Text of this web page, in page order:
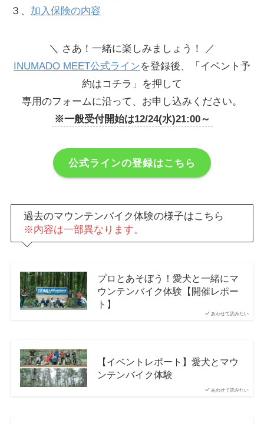
３、 加入保険の内容
＼ さあ！一緒に楽しみましょう！ ／
INUMADO MEET公式ラインを登録後、「イベント予
約はコチラ」を押して
専用のフォームに沿って、お申し込みください。
※一般受付開始は12/24(水)21:00～
公式ラインの登録はこちら
過去のマウンテンバイク体験の様子はこちら
※内容は一部異なります。
あわせて読みたい
プロとあそぼう！愛犬と一緒にマ
ウンテンバイク体験【開催レポー
ト】
あわせて読みたい
【イベントレポート】愛犬とマウ
ンテンバイク体験